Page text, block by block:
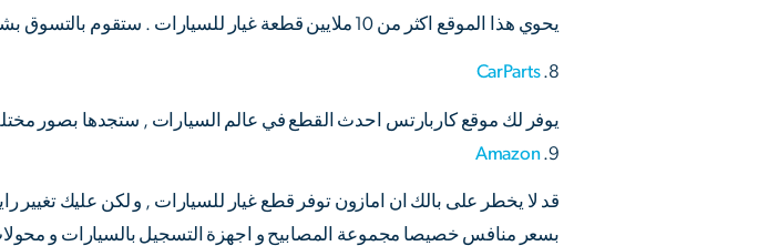
يحوي هذا الموقع اكثر من 10 ملايين قطعة غيار للسيارات . ستقوم بالتسوق بشكل سهل جدا و مريح عن طريق هذا الموقع .
8.
CarParts
يوفر لك موقع كاربارتس احدث القطع في عالم السيارات , ستجدها بصور
9.
Amazon
قد لا يخطر على بالك ان امازون توفر قطع غيار للسيارات , و لكن عليك تغيير
بسعر منافس خصيصا مجموعة المصابيح و اجهزة التسجيل بالسيارات و